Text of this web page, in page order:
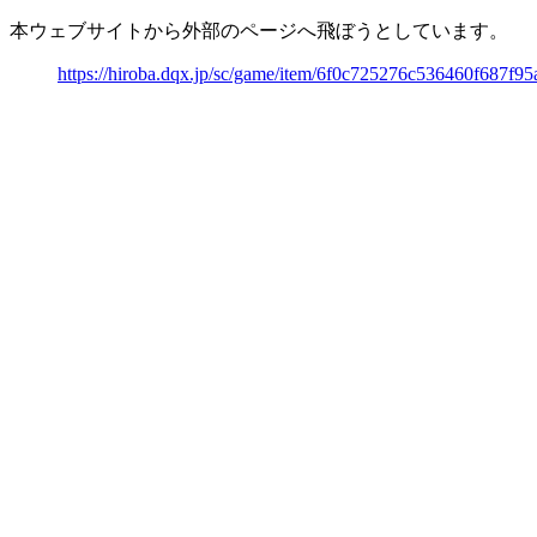
本ウェブサイトから外部のページへ飛ぼうとしています。
https://hiroba.dqx.jp/sc/game/item/